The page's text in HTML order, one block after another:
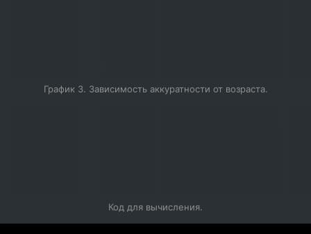
График 3. Зависимость аккуратности от возраста.
Код для вычисления.